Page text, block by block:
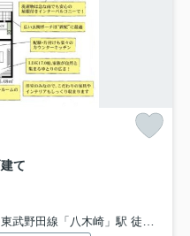
て
東武野田線「八木崎」駅 徒歩21分